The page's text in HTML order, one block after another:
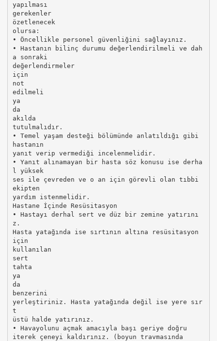
yapılması
gerekenler
özetlenecek
olursa:
• Öncellikle personel güvenliğini sağlayınız.
• Hastanın bilinç durumu değerlendirilmeli ve dah
a sonraki
değerlendirmeler
için
not
edilmeli
ya
da
akılda
tutulmalıdır.
• Temel yaşam desteği bölümünde anlatıldığı gibi
hastanın
yanıt verip vermediği incelenmelidir.
• Yanıt alınamayan bir hasta söz konusu ise derha
l yüksek
ses ile çevreden ve o an için görevli olan tıbbi
ekipten
yardım istenmelidir.
Hastane İçinde Resüsitasyon
• Hastayı derhal sert ve düz bir zemine yatırını
z.
Hasta yatağında ise sırtının altına resüsitasyon
için
kullanılan
sert
tahta
ya
da
benzerini
yerleştiriniz. Hasta yatağında değil ise yere sır
t
üstü halde yatırınız.
• Havayolunu açmak amacıyla başı geriye doğru
iterek çeneyi kaldırınız. (boyun travmasında